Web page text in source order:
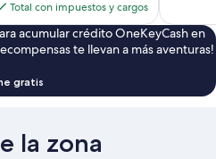
actual
es
de
$178
Total con impuestos y cargos
acumular crédito OneKeyCash en
te llevan a más aventuras!
gratis
la zona